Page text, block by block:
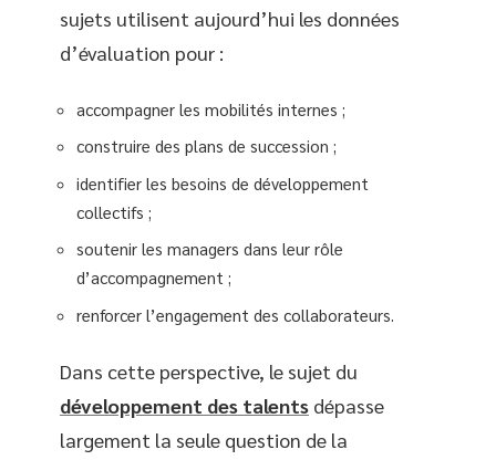
sujets utilisent aujourd’hui les données
d’évaluation pour :
accompagner les mobilités internes ;
construire des plans de succession ;
identifier les besoins de développement
collectifs ;
soutenir les managers dans leur rôle
d’accompagnement ;
renforcer l’engagement des collaborateurs.
Dans cette perspective, le sujet du
développement des talents dépasse
largement la seule question de la